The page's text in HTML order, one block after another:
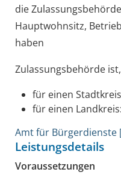
die
Hauptwohnsitz,
haben
Zulassungsbehörde ist,
für einen
für einen
Amt für Bürgerdienste
Leistungsdetails
Voraussetzungen